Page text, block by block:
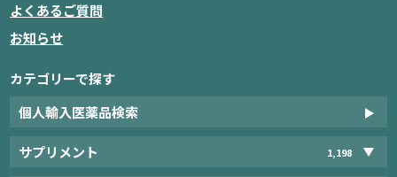
よくあるご質問
お知らせ
カテゴリーで探す
個人輸入医薬品検索
サプリメント 1,198